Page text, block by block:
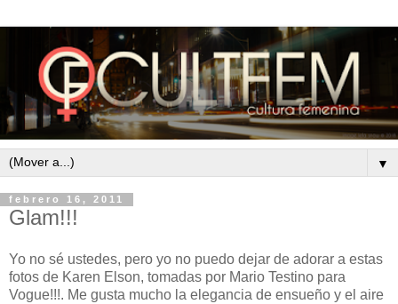
▼
febrero 16, 2011
Glam!!!
Yo no sé ustedes, pero yo no puedo dejar de adorar a estas
fotos de Karen Elson, tomadas por Mario Testino para
Vogue!!!. Me gusta mucho la elegancia de ensueño y el aire